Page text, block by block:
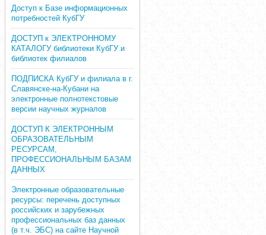
Доступ к Базе информационных
потребностей КубГУ
ДОСТУП к ЭЛЕКТРОННОМУ
КАТАЛОГУ библиотеки КубГУ и
библиотек филиалов
ПОДПИСКА КубГУ и филиала в г.
Славянске-на-Кубани на
электронные полнотекстовые
версии научных журналов
ДОСТУП К ЭЛЕКТРОННЫМ
ОБРАЗОВАТЕЛЬНЫМ
РЕСУРСАМ,
ПРОФЕССИОНАЛЬНЫМ БАЗАМ
ДАННЫХ
Электронные образовательные
ресурсы: перечень доступных
российских и зарубежных
профессиональных баз данных
(в т.ч. ЭБС) на сайте Научной